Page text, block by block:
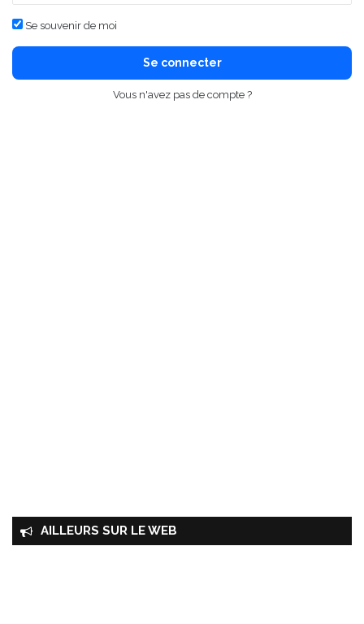
Se souvenir de moi
Se connecter
Vous n'avez pas de compte ?
AILLEURS SUR LE WEB